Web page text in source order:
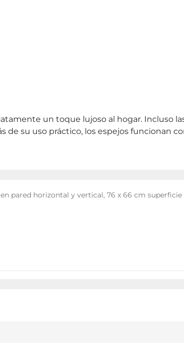
un toque lujoso al hogar. Incluso
su uso práctico, los espejos funcionan
pared horizontal y vertical, 76 x 66 cm